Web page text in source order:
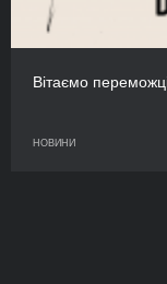
Вітаємо
НОВИНИ